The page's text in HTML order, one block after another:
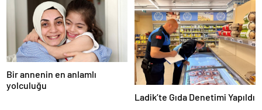
Bir annenin en anlamlı
yolculuğu
Ladik’te Gıda Denetimi Yapıldı